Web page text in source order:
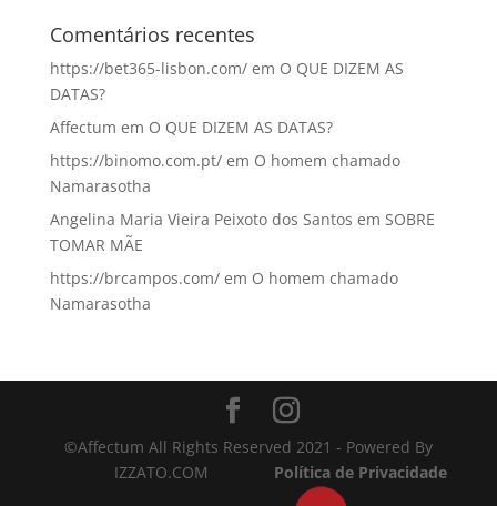
Comentários recentes
https://bet365-lisbon.com/em O QUE DIZEM AS
DATAS?
Affectum em O QUE DIZEM AS DATAS?
https://binomo.com.pt/em O homem chamado
Namarasotha
Angelina Maria Vieira Peixoto dos Santos em SOBRE
TOMAR MÃE
https://brcampos.com/em O homem chamado
Namarasotha
©Affectum All Rights Reserved 2021 - Powered By
IZZATO.COM
Política de Privacidade